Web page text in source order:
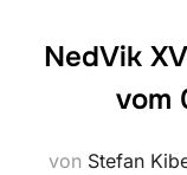
NedVik
vom
von Stefan